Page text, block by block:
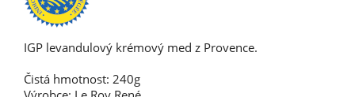
IGP levandulový krémový med z Provence.
Čistá hmotnost: 240g